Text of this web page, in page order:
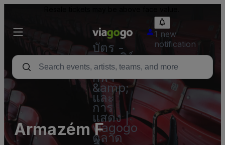
บัตร -
คอนเสิร์ต
บัตร
กีฬา
&amp;
และ
การ
แสดง |
viagogo
ตลาด
1 new
notification
Armazém F